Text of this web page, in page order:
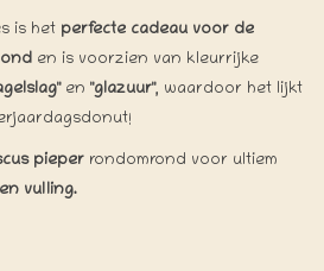
is het perfecte cadeau voor de
en is voorzien van kleurrijke
en "glazuur", waardoor het lijkt
pieper rondomrond voor ultiem
vulling.